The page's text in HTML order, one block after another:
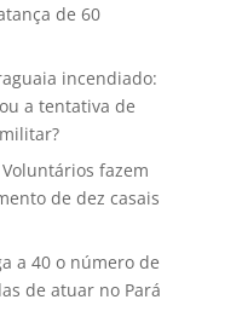
de 60
incendiado:
a tentativa de
Voluntários fazem
de dez casais
a 40 o número de
de atuar no Pará